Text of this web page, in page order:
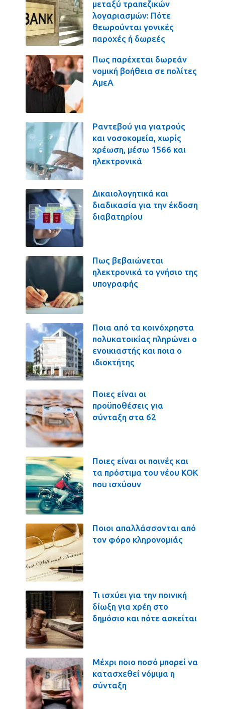
μεταξύ τραπεζικών
λογαριασμών: Πότε
θεωρούνται γονικές
παροχές ή δωρεές
Πως παρέχεται δωρεάν
νομική βοήθεια σε πολίτες
ΑμεΑ
Ραντεβού για γιατρούς
και νοσοκομεία, χωρίς
χρέωση, μέσω 1566 και
ηλεκτρονικά
Δικαιολογητικά και
διαδικασία για την έκδοση
διαβατηρίου
Πως βεβαιώνεται
ηλεκτρονικά το γνήσιο της
υπογραφής
Ποια από τα κοινόχρηστα
πολυκατοικίας πληρώνει ο
ενοικιαστής και ποια ο
ιδιοκτήτης
Ποιες είναι οι
προϋποθέσεις για
σύνταξη στα 62
Ποιες είναι οι ποινές και
τα πρόστιμα του νέου ΚΟΚ
που ισχύουν
Ποιοι απαλλάσσονται από
τον φόρο κληρονομιάς
Τι ισχύει για την ποινική
δίωξη για χρέη στο
δημόσιο και πότε ασκείται
Μέχρι ποιο ποσό μπορεί να
κατασχεθεί νόμιμα η
σύνταξη